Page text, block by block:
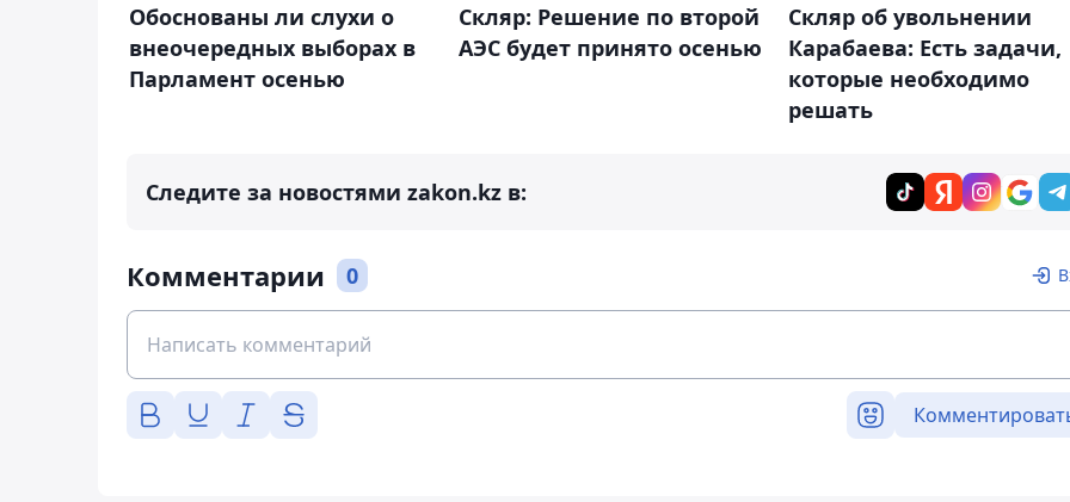
Обоснованы ли слухи о
внеочередных выборах в
Парламент осенью
Скляр: Решение по второй
АЭС будет принято осенью
Скляр об увольнении
Карабаева: Есть задачи,
которые необходимо
решать
Следите за новостями zakon.kz в:
Комментарии 0